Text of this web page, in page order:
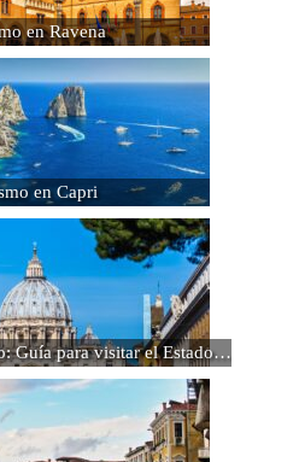
en Ravena
en Capri
Guía para visitar el Estado…